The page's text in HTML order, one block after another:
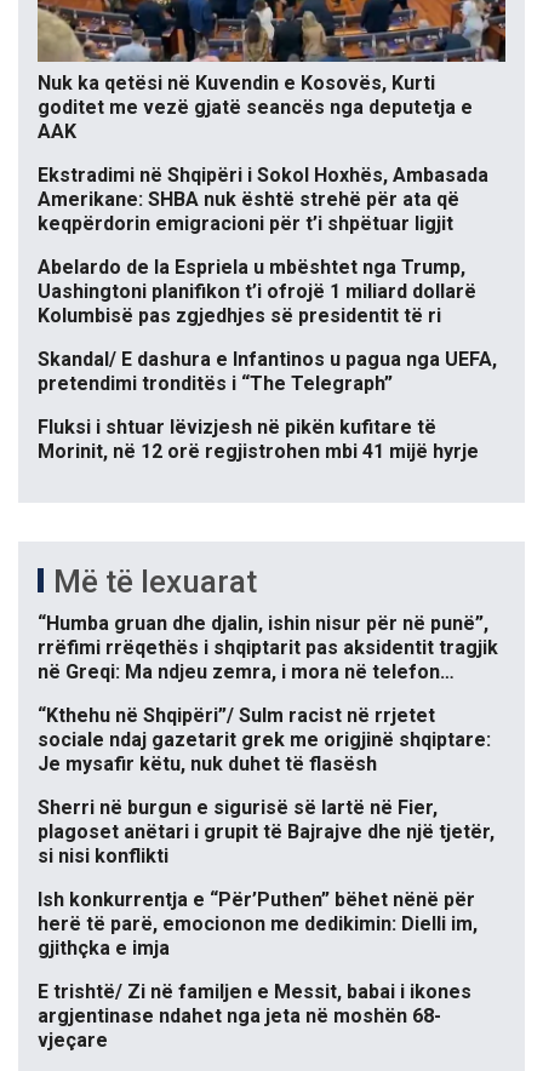
Nuk ka qetësi në Kuvendin e Kosovës, Kurti
goditet me vezë gjatë seancës nga deputetja e
AAK
Ekstradimi në Shqipëri i Sokol Hoxhës, Ambasada
Amerikane: SHBA nuk është strehë për ata që
keqpërdorin emigracioni për t’i shpëtuar ligjit
Abelardo de la Espriela u mbështet nga Trump,
Uashingtoni planifikon t’i ofrojë 1 miliard dollarë
Kolumbisë pas zgjedhjes së presidentit të ri
Skandal/ E dashura e Infantinos u pagua nga UEFA,
pretendimi tronditës i “The Telegraph”
Fluksi i shtuar lëvizjesh në pikën kufitare të
Morinit, në 12 orë regjistrohen mbi 41 mijë hyrje
Më të lexuarat
“Humba gruan dhe djalin, ishin nisur për në punë”,
rrëfimi rrëqethës i shqiptarit pas aksidentit tragjik
në Greqi: Ma ndjeu zemra, i mora në telefon…
“Kthehu në Shqipëri”/ Sulm racist në rrjetet
sociale ndaj gazetarit grek me origjinë shqiptare:
Je mysafir këtu, nuk duhet të flasësh
Sherri në burgun e sigurisë së lartë në Fier,
plagoset anëtari i grupit të Bajrajve dhe një tjetër,
si nisi konflikti
Ish konkurrentja e “Për’Puthen” bëhet nënë për
herë të parë, emocionon me dedikimin: Dielli im,
gjithçka e imja
E trishtë/ Zi në familjen e Messit, babai i ikones
argjentinase ndahet nga jeta në moshën 68-
vjeçare